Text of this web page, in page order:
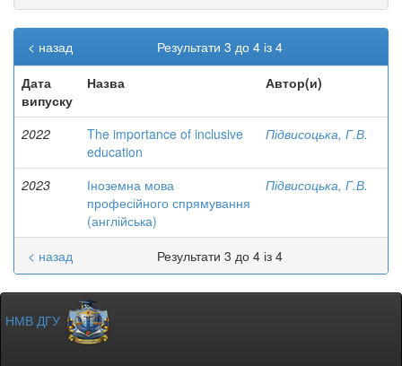
Результати 3 до 4 із 4
< назад
Дата
випуску
Назва Автор(и)
2022
The importance of inclusive
education
Підвисоцька, Г.В.
2023
Іноземна мова
професійного спрямування
(англійська)
Підвисоцька, Г.В.
Результати 3 до 4 із 4
< назад
НМВ ДГУ